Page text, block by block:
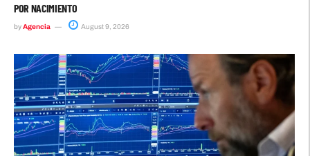
POR NACIMIENTO
byAgencia August 9, 2026